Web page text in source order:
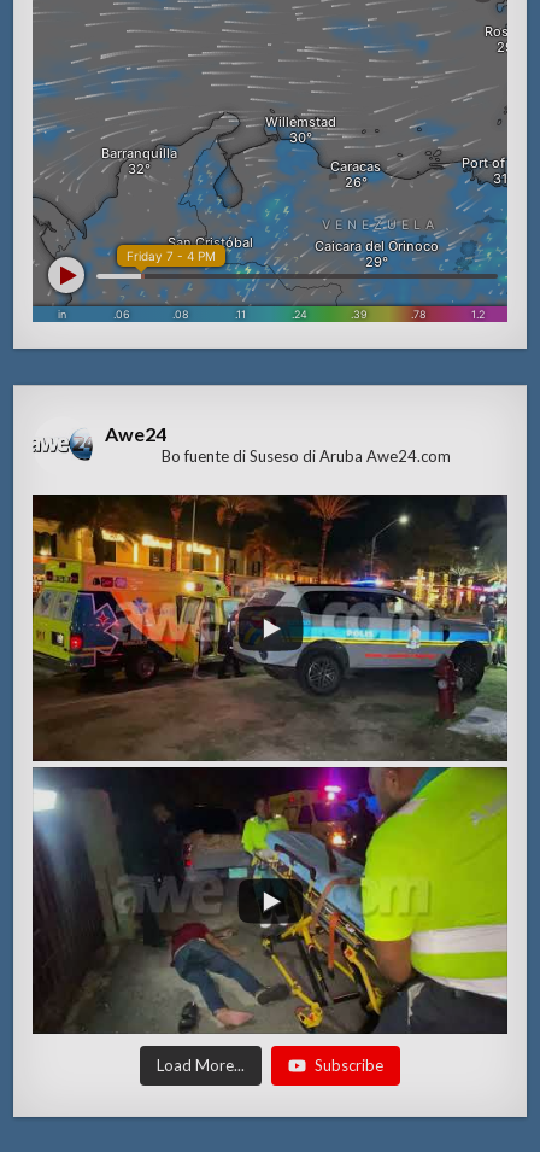
Awe24
Bo fuente di Suseso di Aruba Awe24.com
Load More... Subscribe